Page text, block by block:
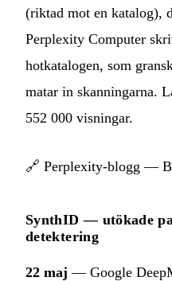
(riktad mot en katalog),
Perplexity Computer
hotkatalogen, som
matar in skanningarna.
552 000 visningar.
🔗 Perplexity-blogg —
SynthID — utökade
detektering
22 maj — Google